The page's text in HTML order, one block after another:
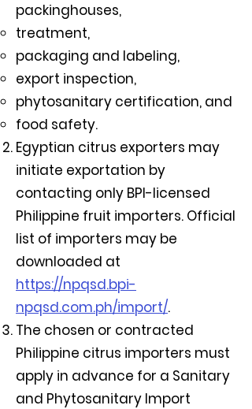
packinghouses,
treatment,
packaging and labeling,
export inspection,
phytosanitary certification, and
food safety.
Egyptian citrus exporters may
initiate exportation by
contacting only BPI-licensed
Philippine fruit importers. Official
list of importers may be
downloaded at
https://npqsd.bpi-
npqsd.com.ph/import/.
The chosen or contracted
Philippine citrus importers must
apply in advance for a Sanitary
and Phytosanitary Import